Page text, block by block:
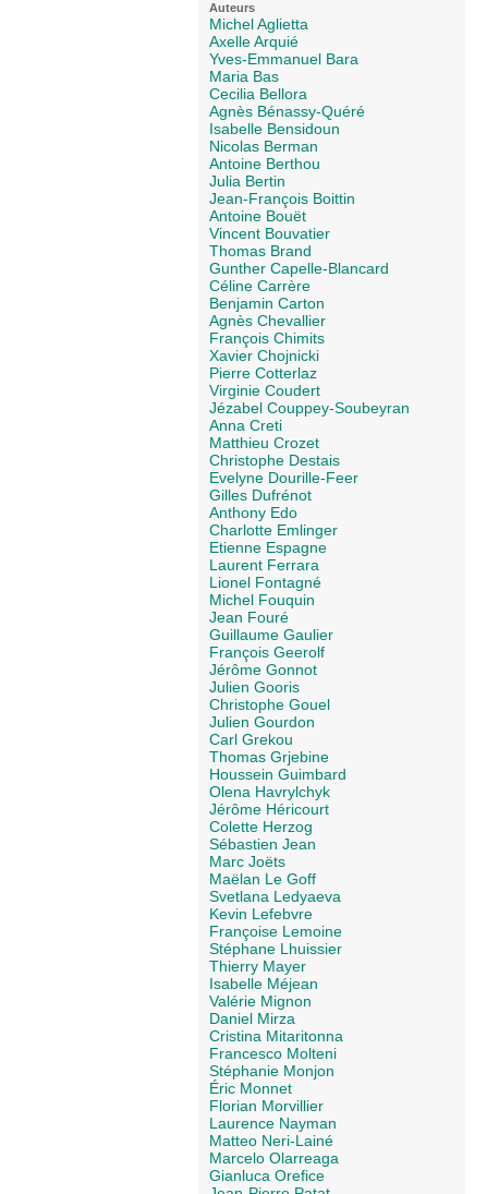
Auteurs
Michel Aglietta
Axelle Arquié
Yves-Emmanuel Bara
Maria Bas
Cecilia Bellora
Agnès Bénassy-Quéré
Isabelle Bensidoun
Nicolas Berman
Antoine Berthou
Julia Bertin
Jean-François Boittin
Antoine Bouët
Vincent Bouvatier
Thomas Brand
Gunther Capelle-Blancard
Céline Carrère
Benjamin Carton
Agnès Chevallier
François Chimits
Xavier Chojnicki
Pierre Cotterlaz
Virginie Coudert
Jézabel Couppey-Soubeyran
Anna Creti
Matthieu Crozet
Christophe Destais
Evelyne Dourille-Feer
Gilles Dufrénot
Anthony Edo
Charlotte Emlinger
Etienne Espagne
Laurent Ferrara
Lionel Fontagné
Michel Fouquin
Jean Fouré
Guillaume Gaulier
François Geerolf
Jérôme Gonnot
Julien Gooris
Christophe Gouel
Julien Gourdon
Carl Grekou
Thomas Grjebine
Houssein Guimbard
Olena Havrylchyk
Jérôme Héricourt
Colette Herzog
Sébastien Jean
Marc Joëts
Maëlan Le Goff
Svetlana Ledyaeva
Kevin Lefebvre
Françoise Lemoine
Stéphane Lhuissier
Thierry Mayer
Isabelle Méjean
Valérie Mignon
Daniel Mirza
Cristina Mitaritonna
Francesco Molteni
Stéphanie Monjon
Éric Monnet
Florian Morvillier
Laurence Nayman
Matteo Neri-Lainé
Marcelo Olarreaga
Gianluca Orefice